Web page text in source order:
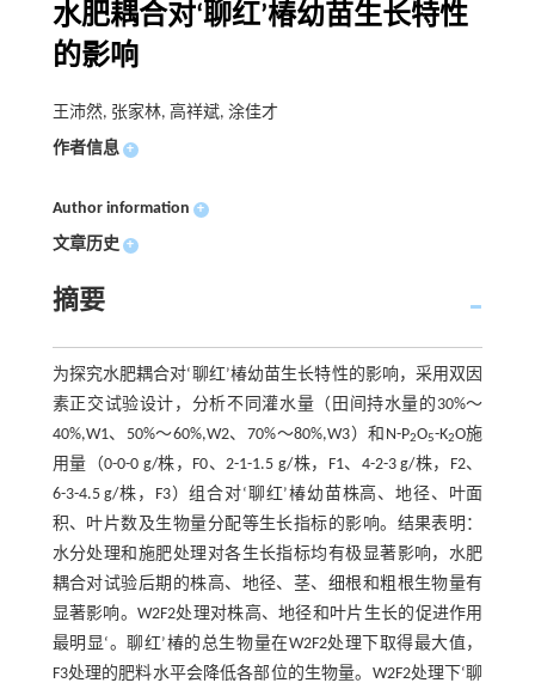
水肥耦合对‘聊红’椿幼苗生长特性
的影响
王沛然, 张家林, 高祥斌, 涂佳才
作者信息 +
Author information +
文章历史 +
摘要
为探究水肥耦合对‘聊红’椿幼苗生长特性的影响，采用双因
素正交试验设计，分析不同灌水量（田间持水量的30%～
40%,W1、50%～60%,W2、70%～80%,W3）和N-P2O5-K2O施
用量（0-0-0 g/株，F0、2-1-1.5 g/株，F1、4-2-3 g/株，F2、
6-3-4.5 g/株，F3）组合对‘聊红’椿幼苗株高、地径、叶面
积、叶片数及生物量分配等生长指标的影响。结果表明：
水分处理和施肥处理对各生长指标均有极显著影响，水肥
耦合对试验后期的株高、地径、茎、细根和粗根生物量有
显著影响。W2F2处理对株高、地径和叶片生长的促进作用
最明显‘。聊红’椿的总生物量在W2F2处理下取得最大值，
F3处理的肥料水平会降低各部位的生物量。W2F2处理下‘聊